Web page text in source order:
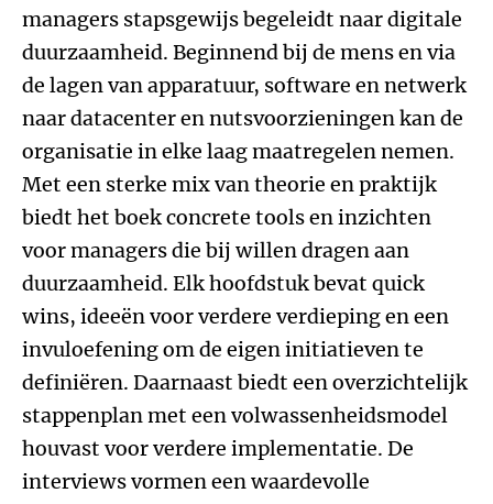
managers stapsgewijs begeleidt naar digitale
duurzaamheid. Beginnend bij de mens en via
de lagen van apparatuur, software en netwerk
naar datacenter en nutsvoorzieningen kan de
organisatie in elke laag maatregelen nemen.
Met een sterke mix van theorie en praktijk
biedt het boek concrete tools en inzichten
voor managers die bij willen dragen aan
duurzaamheid. Elk hoofdstuk bevat quick
wins, ideeën voor verdere verdieping en een
invuloefening om de eigen initiatieven te
definiëren. Daarnaast biedt een overzichtelijk
stappenplan met een volwassenheidsmodel
houvast voor verdere implementatie. De
interviews vormen een waardevolle